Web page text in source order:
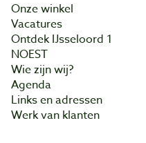
Onze winkel
Vacatures
Ontdek IJsseloord 1
NOEST
Wie zijn wij?
Agenda
Links en adressen
Werk van klanten